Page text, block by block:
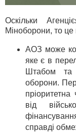
Оскільки
Міноборони, то
АОЗ може
яке є в
Штабом та
оборони.
пріоритетна
від
справді